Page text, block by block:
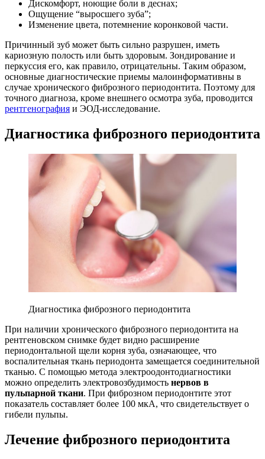
Дискомфорт, ноющие боли в деснах;
Ощущение “выросшего зуба”;
Изменение цвета, потемнение коронковой части.
Причинный зуб может быть сильно разрушен, иметь
кариозную полость или быть здоровым. Зондирование и
перкуссия его, как правило, отрицательны. Таким образом,
основные диагностические приемы малоинформативны в
случае хронического фиброзного периодонтита. Поэтому для
точного диагноза, кроме внешнего осмотра зуба, проводится
рентгенография и ЭОД-исследование.
Диагностика фиброзного периодонтита
Диагностика фиброзного периодонтита
При наличии хронического фиброзного периодонтита на
рентгеновском снимке будет видно расширение
периодонтальной щели корня зуба, означающее, что
воспалительная ткань периодонта замещается соединительной
тканью. С помощью метода электроодонтодиагностики
можно определить электровозбудимость нервов в
пульпарной ткани. При фиброзном периодонтите этот
показатель составляет более 100 мкА, что свидетельствует о
гибели пульпы.
Лечение фиброзного периодонтита